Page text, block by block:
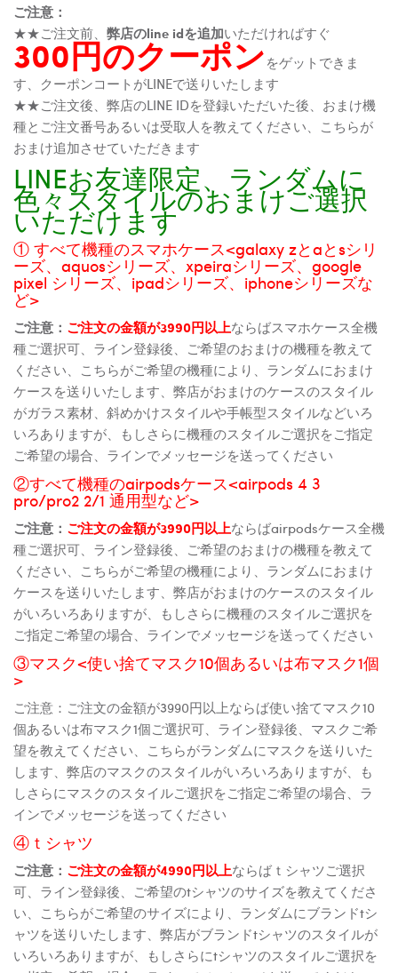
ご注意：
★★ご注文前、 弊店のline idを追加いただければすぐ
300円のクーポンをゲットできま
す、クーポンコートがLINEで送りいたします
★★ご注文後、弊店のLINE IDを登録いただいた後、おまけ機
種とご注文番号あるいは受取人を教えてください、こちらが
おまけ追加させていただきます
LINEお友達限定、ランダムに
色々スタイルのおまけご選択
いただけます
① すべて機種のスマホケース<galaxy zとaとsシリ
ーズ、aquosシリーズ、xpeiraシリーズ、google
pixel シリーズ、ipadシリーズ、iphoneシリーズな
ど>
ご注意： ご注文の金額が3990円以上ならばスマホケース全機
種ご選択可、ライン登録後、ご希望のおまけの機種を教えて
ください、こちらがご希望の機種により、ランダムにおまけ
ケースを送りいたします、弊店がおまけのケースのスタイル
がガラス素材、斜めかけスタイルや手帳型スタイルなどいろ
いろありますが、もしさらに機種のスタイルご選択をご指定
ご希望の場合、ラインでメッセージを送ってください
②すべて機種のairpodsケース<airpods 4 3
pro/pro2 2/1 通用型など>
ご注意： ご注文の金額が3990円以上ならばairpodsケース全機
種ご選択可、ライン登録後、ご希望のおまけの機種を教えて
ください、こちらがご希望の機種により、ランダムにおまけ
ケースを送りいたします、弊店がおまけのケースのスタイル
がいろいろありますが、もしさらに機種のスタイルご選択を
ご指定ご希望の場合、ラインでメッセージを送ってください
③マスク<使い捨てマスク10個あるいは布マスク1個
>
ご注意：ご注文の金額が3990円以上ならば使い捨てマスク10
個あるいは布マスク1個ご選択可、ライン登録後、マスクご希
望を教えてください、こちらがランダムにマスクを送りいた
します、弊店のマスクのスタイルがいろいろありますが、も
しさらにマスクのスタイルご選択をご指定ご希望の場合、ラ
インでメッセージを送ってください
④ｔシャツ
ご注意： ご注文の金額が4990円以上ならばｔシャツご選択
可、ライン登録後、ご希望のtシャツのサイズを教えてくださ
い、こちらがご希望のサイズにより、ランダムにブランドtシ
ャツを送りいたします、弊店がブランドtシャツのスタイルが
いろいろありますが、もしさらにtシャツのスタイルご選択を